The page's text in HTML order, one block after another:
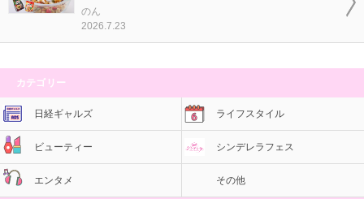
のん
2026.7.23
カテゴリー
日経ギャルズ ライフスタイル
ビューティー シンデレラフェス
エンタメ その他